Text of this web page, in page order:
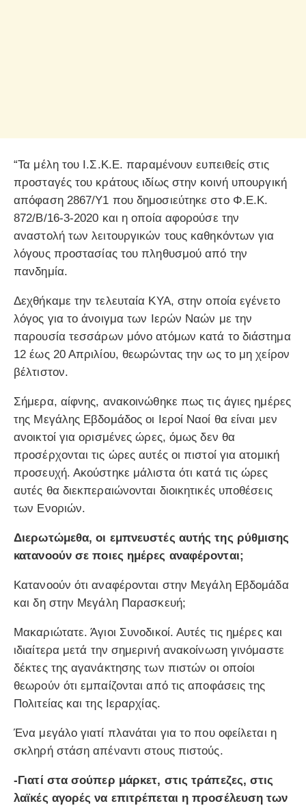
“Τα μέλη του Ι.Σ.Κ.Ε. παραμένουν ευπειθείς στις
προσταγές του κράτους ιδίως στην κοινή υπουργική
απόφαση 2867/Υ1 που δημοσιεύτηκε στο Φ.Ε.Κ.
872/Β/16-3-2020 και η οποία αφορούσε την
αναστολή των λειτουργικών τους καθηκόντων για
λόγους προστασίας του πληθυσμού από την
πανδημία.
Δεχθήκαμε την τελευταία ΚΥΑ, στην οποία εγένετο
λόγος για το άνοιγμα των Ιερών Ναών με την
παρουσία τεσσάρων μόνο ατόμων κατά το διάστημα
12 έως 20 Απριλίου, θεωρώντας την ως το μη χείρον
βέλτιστον.
Σήμερα, αίφνης, ανακοινώθηκε πως τις άγιες ημέρες
της Μεγάλης Εβδομάδος οι Ιεροί Ναοί θα είναι μεν
ανοικτοί για ορισμένες ώρες, όμως δεν θα
προσέρχονται τις ώρες αυτές οι πιστοί για ατομική
προσευχή. Ακούστηκε μάλιστα ότι κατά τις ώρες
αυτές θα διεκπεραιώνονται διοικητικές υποθέσεις
των Ενοριών.
Διερωτώμεθα, οι εμπνευστές αυτής της ρύθμισης
κατανοούν σε ποιες ημέρες αναφέρονται;
Κατανοούν ότι αναφέρονται στην Μεγάλη Εβδομάδα
και δη στην Μεγάλη Παρασκευή;
Μακαριώτατε. Άγιοι Συνοδικοί. Αυτές τις ημέρες και
ιδιαίτερα μετά την σημερινή ανακοίνωση γινόμαστε
δέκτες της αγανάκτησης των πιστών οι οποίοι
θεωρούν ότι εμπαίζονται από τις αποφάσεις της
Πολιτείας και της Ιεραρχίας.
Ένα μεγάλο γιατί πλανάται για το που οφείλεται η
σκληρή στάση απέναντι στους πιστούς.
-Γιατί στα σούπερ μάρκετ, στις τράπεζες, στις
λαϊκές αγορές να επιτρέπεται η προσέλευση των